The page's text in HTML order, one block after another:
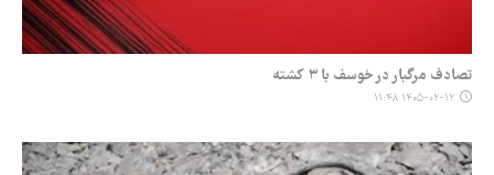
تصادف مرگبار در خوسف با ۳ کشته
۱۴۰۵-۰۲-۱۲ ۱۱:۴۸